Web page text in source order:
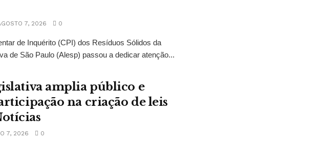
7, 2026 0
de Inquérito (CPI) dos Resíduos Sólidos da
de São Paulo (Alesp) passou a dedicar atenção...
amplia público e
na criação de leis
7, 2026 0